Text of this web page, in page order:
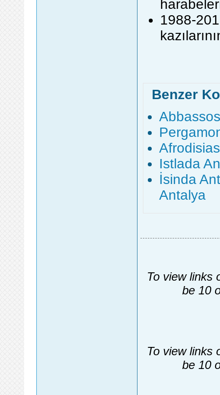
1988-
Benzer
Istlada
İsinda
Antalya
To view links
be 10
To view links
be 10